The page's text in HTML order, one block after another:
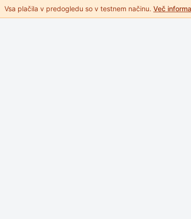
Vsa plačila v predogledu so v testnem načinu. Več